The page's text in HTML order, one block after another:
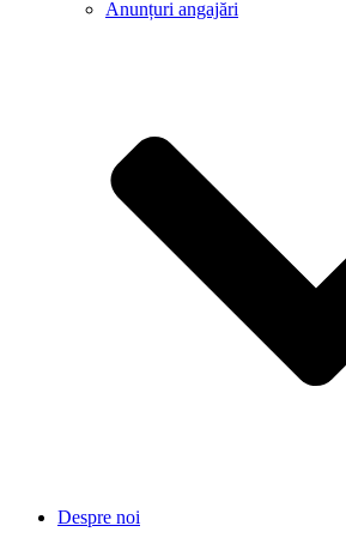
Anunțuri angajări
Despre noi